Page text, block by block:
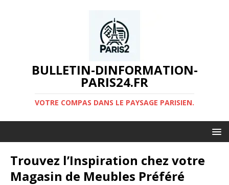
BULLETIN-DINFORMATION-
PARIS24.FR
VOTRE COMPAS DANS LE PAYSAGE PARISIEN.
Trouvez l’Inspiration chez votre
Magasin de Meubles Préféré